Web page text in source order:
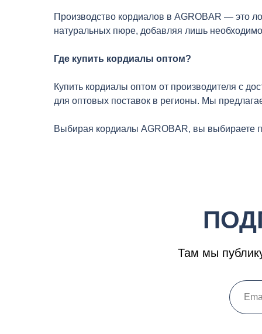
Производство кордиалов в AGROBAR — это
натуральных пюре, добавляя лишь
Где купить кордиалы оптом?
Купить кордиалы оптом от производителя с
для оптовых поставок в регионы. Мы
Выбирая кордиалы AGROBAR, вы выбираете
Там мы